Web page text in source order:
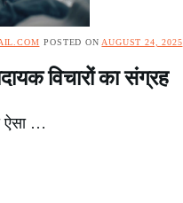
POSTED ONAUGUST 24, 2025
विचारों का संग्रह
ऐसा …